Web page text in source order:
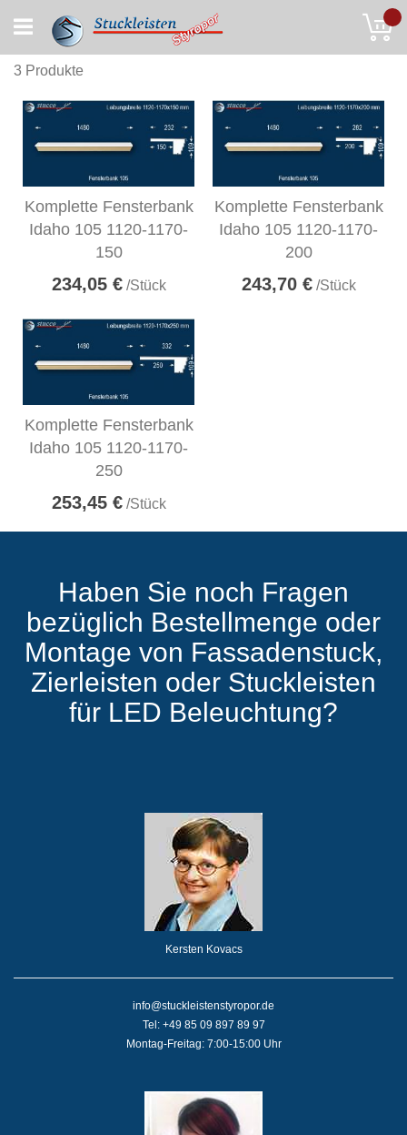
to
Content
3 Produkte
Komplette Fensterbank
Idaho 105 1120-1170-
150
234,05 €/Stück
Komplette Fensterbank
Idaho 105 1120-1170-
200
243,70 €/Stück
Komplette Fensterbank
Idaho 105 1120-1170-
250
253,45 €/Stück
Haben Sie noch Fragen
bezüglich Bestellmenge oder
Montage von Fassadenstuck,
Zierleisten oder Stuckleisten
für LED Beleuchtung?
Kersten Kovacs
info@stuckleistenstyropor.de
Tel: +49 85 09 897 89 97
Montag-Freitag: 7:00-15:00 Uhr